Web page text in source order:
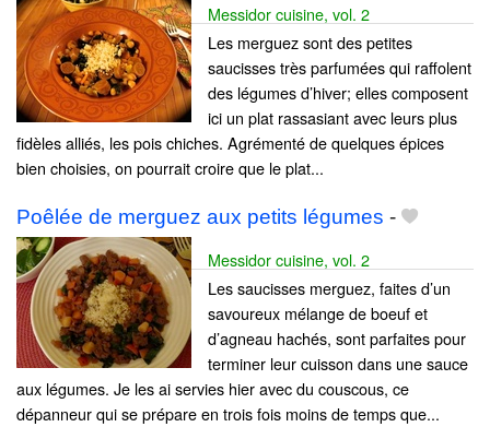
Messidor cuisine, vol. 2
Les merguez sont des petites
saucisses très parfumées qui raffolent
des légumes d’hiver; elles composent
ici un plat rassasiant avec leurs plus
fidèles alliés, les pois chiches. Agrémenté de quelques épices
bien choisies, on pourrait croire que le plat...
Poêlée de merguez aux petits légumes -
Messidor cuisine, vol. 2
Les saucisses merguez, faites d’un
savoureux mélange de boeuf et
d’agneau hachés, sont parfaites pour
terminer leur cuisson dans une sauce
aux légumes. Je les ai servies hier avec du couscous, ce
dépanneur qui se prépare en trois fois moins de temps que...